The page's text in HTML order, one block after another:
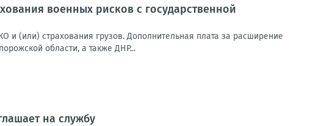
военных рисков с государственной
(или) страхования грузов. Дополнительная плата за расширение
области, а также ДНР...
на службу